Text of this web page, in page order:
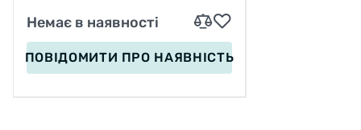
Немає в наявності
ПОВІДОМИТИ ПРО НАЯВНІСТЬ